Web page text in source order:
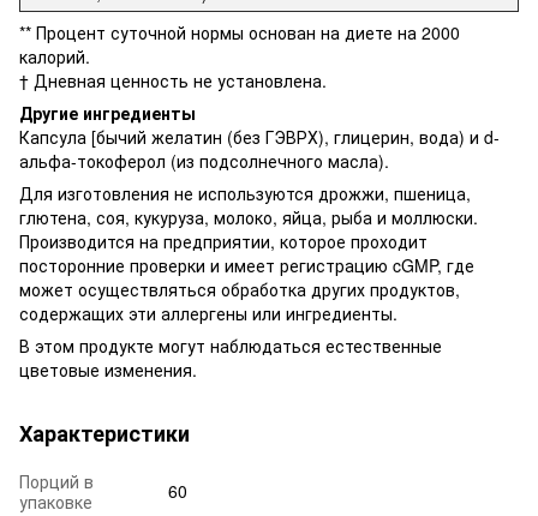
** Процент суточной нормы основан на диете на 2000
калорий.
† Дневная ценность не установлена.
Другие ингредиенты
Капсула [бычий желатин (без ГЭВРХ), глицерин, вода) и d-
альфа-токоферол (из подсолнечного масла).
Для изготовления не используются дрожжи, пшеница,
глютена, соя, кукуруза, молоко, яйца, рыба и моллюски.
Производится на предприятии, которое проходит
посторонние проверки и имеет регистрацию cGMP, где
может осуществляться обработка других продуктов,
содержащих эти аллергены или ингредиенты.
В этом продукте могут наблюдаться естественные
цветовые изменения.
Характеристики
Порций в
упаковке
60